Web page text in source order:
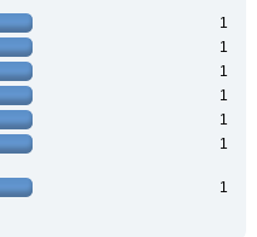
1
1
1
1
1
1
1